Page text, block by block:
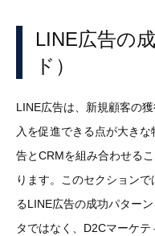
LINE広告の
ド）
LINE広告は、新規顧客の
入を促進できる点が大き
告とCRMを組み合わせる
ります。このセクション
るLINE広告の成功パター
タではなく、D2Cマーケ